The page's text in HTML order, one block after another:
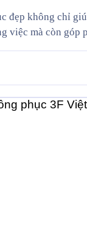
đẹp không chỉ
việc mà còn góp
chính là lý do
đầu tư bài bản